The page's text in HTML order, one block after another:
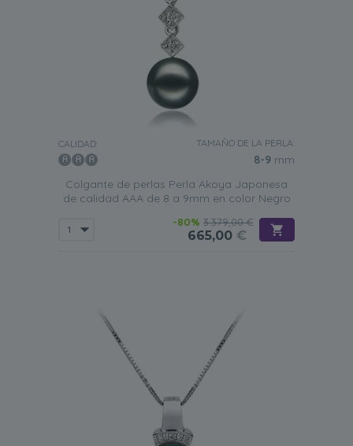
CALIDAD: TAMAÑO DE LA PERLA:
8-9 mm
Colgante de perlas Perla Akoya Japonesa
de calidad AAA de 8 a 9mm en color Negro
-80% 3.379,00 €
665,00 €